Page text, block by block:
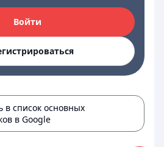
Войти
в список основных
в Google